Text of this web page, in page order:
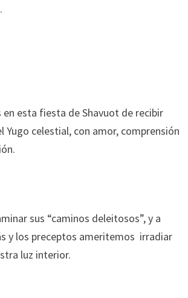
esta fiesta de Shavuot de recibir
Yugo celestial, con amor, comprensión
sus “caminos deleitosos”, y a
y los preceptos ameritemos irradiar
luz interior.